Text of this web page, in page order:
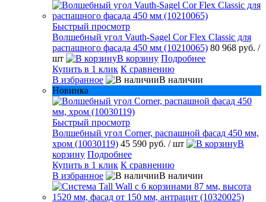
Быстрый просмотр
Волшебный угол Vauth-Sagel Cor Flex Classic для
распашного фасада 450 мм (10210065) 80 968 руб. /
шт
В корзину Подробнее
Купить в 1 клик К сравнению
В избранное
В наличии
Новинка
Быстрый просмотр
Волшебный угол Corner, распашной фасад 450 мм,
хром (10030119) 45 590 руб. / шт
В
корзину Подробнее
Купить в 1 клик К сравнению
В избранное
В наличии